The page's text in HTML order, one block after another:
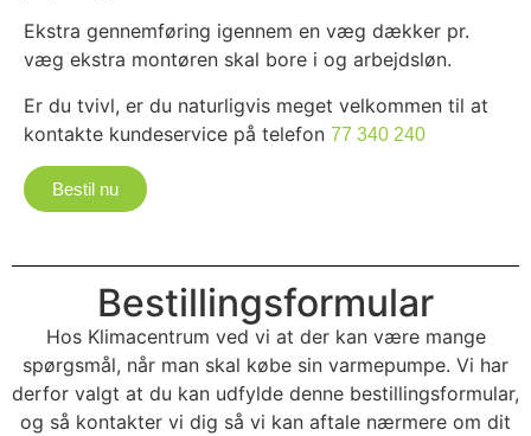
Ekstra gennemføring igennem en væg dækker pr.
væg ekstra montøren skal bore i og arbejdsløn.
Er du tvivl, er du naturligvis meget velkommen til at
kontakte kundeservice på telefon 77 340 240
Bestil nu
Bestillingsformular
Hos Klimacentrum ved vi at der kan være mange
spørgsmål, når man skal købe sin varmepumpe. Vi har
derfor valgt at du kan udfylde denne bestillingsformular,
og så kontakter vi dig så vi kan aftale nærmere om dit